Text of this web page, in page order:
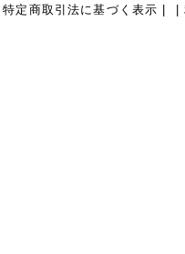
|特定商取引法に基づく表示 |